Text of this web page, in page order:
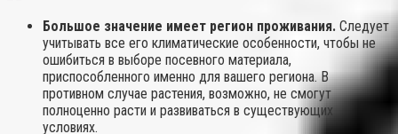
Большое значение имеет регион проживания. Следует
учитывать все его климатические особенности, чтобы не
ошибиться в выборе посевного материала,
приспособленного именно для вашего региона. В
противном случае растения, возможно, не смогут
полноценно расти и развиваться в существующих
условиях.